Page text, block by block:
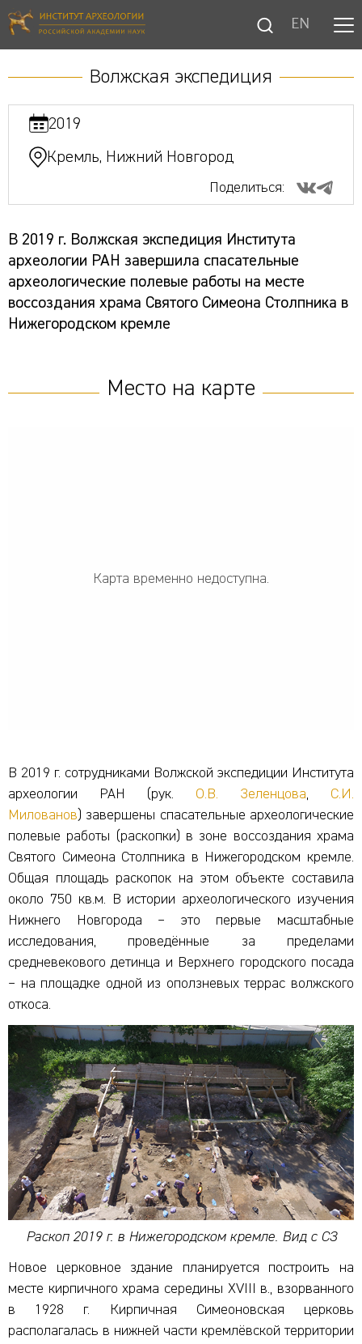
EN
Волжская экспедиция
2019
Кремль, Нижний Новгород
Поделиться:
В 2019 г. Волжская экспедиция Института
археологии РАН завершила спасательные
археологические полевые работы на месте
воссоздания храма Святого Симеона Столпника в
Нижегородском кремле
Место на карте
Карта временно недоступна.
В 2019 г. сотрудниками Волжской экспедиции Института
археологии РАН (рук. О.В. Зеленцова, С.И.
Милованов) завершены спасательные археологические
полевые работы (раскопки) в зоне воссоздания храма
Святого Симеона Столпника в Нижегородском кремле.
Общая площадь раскопок на этом объекте составила
около 750 кв.м. В истории археологического изучения
Нижнего Новгорода – это первые масштабные
исследования, проведённые за пределами
средневекового детинца и Верхнего городского посада
– на площадке одной из оползневых террас волжского
откоса.
Раскоп 2019 г. в Нижегородском кремле. Вид с СЗ
Новое церковное здание планируется построить на
месте кирпичного храма середины XVIII в., взорванного
в 1928 г. Кирпичная Симеоновская церковь
располагалась в нижней части кремлёвской территории